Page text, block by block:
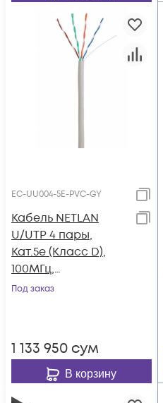
EC-UU004-5E-PVC-GY
Кабель NETLAN
U/UTP 4 пары,
Кат.5e (Класс D),
100МГц,
одножильный, BC
Под заказ
1 133 950 сум
В корзину